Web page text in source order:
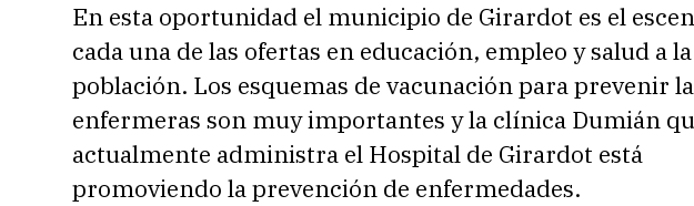
En esta oportunidad el municipio de Girardot es el
cada una de las ofertas en educación, empleo y salud a la
población. Los esquemas de vacunación para prevenir
enfermeras son muy importantes y la clínica Dumián
actualmente administra el Hospital de Girardot está
promoviendo la prevención de enfermedades.